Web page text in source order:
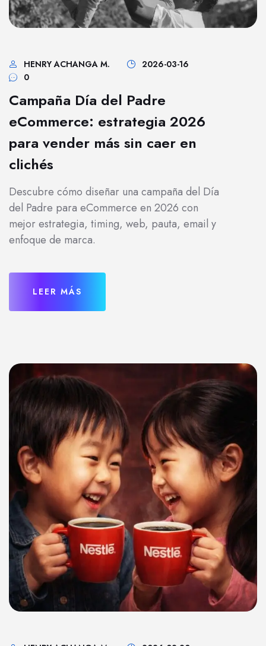
HENRY ACHANGA M.
2026-03-16
0
Campaña Día del Padre
eCommerce: estrategia 2026
para vender más sin caer en
clichés
Descubre cómo diseñar una campaña del Día
del Padre para eCommerce en 2026 con
mejor estrategia, timing, web, pauta, email y
enfoque de marca.
LEER MÁS